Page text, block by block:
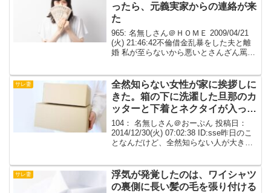
ったら、元義実家からの連絡が来
た
965: 名無しさん＠ＨＯＭＥ 2009/04/21
(火) 21:46:42不倫借金乱暴をした夫と離
婚 私が至らないから悪いとさんざん罵っ
や勤務先に言いふらしてた...
サレ妻
全然知らない女性が家に挨拶しに
きた。箱の下に洗濯した旦那のカ
ッターと下着とネクタイが入って
た
104： 名無しさん＠おーぷん 投稿日：
2014/12/30(火) 07:02:38 ID:sse昨日のこ
となんだけど、全然知らない人が大きな
すか？って聞いたら名指渡さ...
サレ妻
浮気が発覚したのは、ワイシャツ
の裏側に長い髪の毛を張り付ける